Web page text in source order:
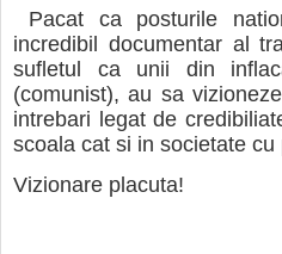
Pacat ca posturile
incredibil documentar al
sufletul ca unii din
(comunist), au sa
intrebari legat de
scoala cat si in societate
Vizionare placuta!